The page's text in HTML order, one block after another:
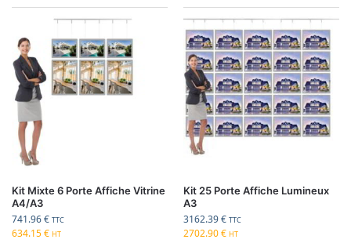
Kit Mixte 6 Porte Affiche Vitrine
A4/A3
741.96€ TTC
634.15€ HT
Kit 25 Porte Affiche Lumineux
A3
3162.39€ TTC
2702.90€ HT